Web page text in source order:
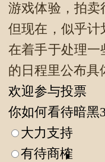
游戏体验，拍卖
但现在，似乎计
在着手于处理一
的日程里公布具
欢迎参与投票
你如何看待暗黑
大力支持
有待商榷